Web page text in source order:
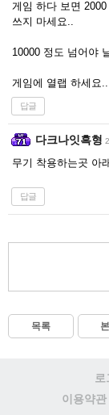
게임 하다 보면
쓰지 마세요..
10000 정도 넘어야
게임에 열랩 하세요..
답글
다크나잇흑형
무기 착용하는곳 아
답글
목록
로
이용약관